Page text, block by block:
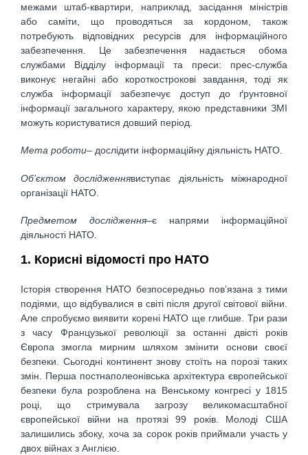
межами штаб-квартири, наприклад, засідання міністрів
або саміти, що проводяться за кордоном, також
потребують відповідних ресурсів для інформаційного
забезпечення. Це забезпечення надається обома
службами Відділу інформації та преси: прес-служба
виконує негайні або короткострокові завдання, тоді як
служба інформації забезпечує доступ до ґрунтовної
інформації загального характеру, якою представники ЗМІ
можуть користуватися довший період.
Мета роботи– дослідити інформаційну діяльність НАТО.
Об’єктом дослідженнявиступає діяльність міжнародної
організації НАТО.
Предметом дослідження–є напрями інформаційної
діяльності НАТО.
1. Корисні відомості про НАТО
Історія створення НАТО безпосередньо пов’язана з тими
подіями, що відбувалися в світі після другої світової війни.
Але спробуємо виявити корені НАТО ще глибше. Три рази
з часу Французької революції за останні двісті років
Європа змогла мирним шляхом змінити основи своєї
безпеки. Сьогодні континент знову стоїть на порозі таких
змін. Перша постнаполеонівська архітектура європейської
безпеки була розроблена на Венському конгресі у 1815
році, що стримувала загрозу великомасштабної
європейської війни на протязі 99 років. Молоді США
залишились збоку, хоча за сорок років приймали участь у
двох війнах з Англією.